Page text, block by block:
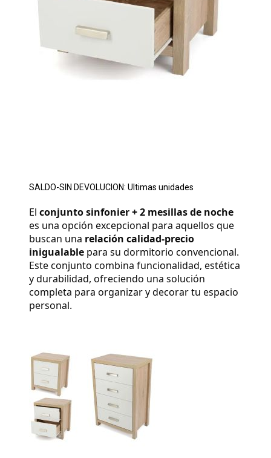
SALDO-SIN DEVOLUCION: Ultimas unidades
El conjunto sinfonier + 2 mesillas de noche
es una opción excepcional para aquellos que
buscan una relación calidad-precio
inigualable para su dormitorio convencional.
Este conjunto combina funcionalidad, estética
y durabilidad, ofreciendo una solución
completa para organizar y decorar tu espacio
personal.